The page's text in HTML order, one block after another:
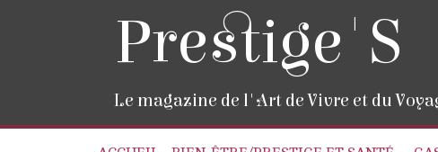
Prestige'S
Le magazine de l'Art de Vivre et du